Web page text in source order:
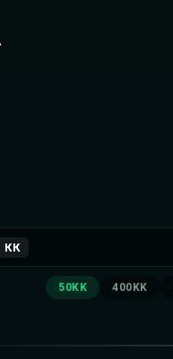
КК
50KK 400KK